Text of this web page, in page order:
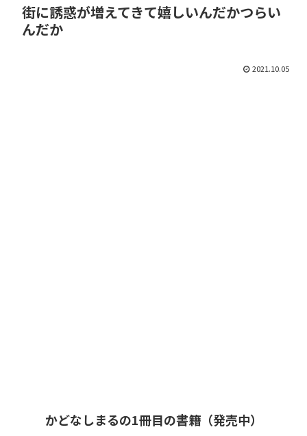
街に誘惑が増えてきて嬉しいんだかつらい
んだか
2021.10.05
かどなしまるの1冊目の書籍（発売中）